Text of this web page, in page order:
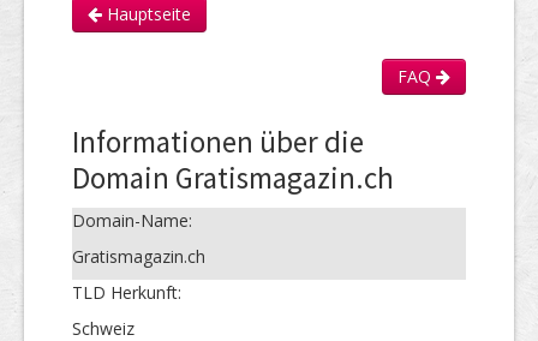
Hauptseite
FAQ
Informationen über die
Domain Gratismagazin.ch
Domain-Name:
Gratismagazin.ch
TLD Herkunft:
Schweiz